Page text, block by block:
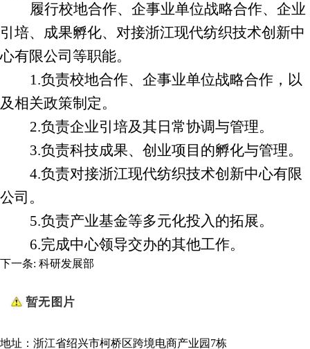
履行校地合作、企事业单位战略合作、企业
引培、成果孵化、 对接浙江现代纺织技术创新中
心有限公司等职能。
1.负责校地合作、 企事业单位战略合作 ，以
及相关政策制定。
2.负责企业引培及其 日常协调与管理。
3.负责科技成果、创业项目的孵化与管理。
4.负责对接浙江现代纺织技术创新中心有限
公司 。
5.负责产业基金等多元化投入的拓展。
6.完成中心领导交办的其他工作。
下一条: 科研发展部
地址：浙江省绍兴市柯桥区跨境电商产业园7栋